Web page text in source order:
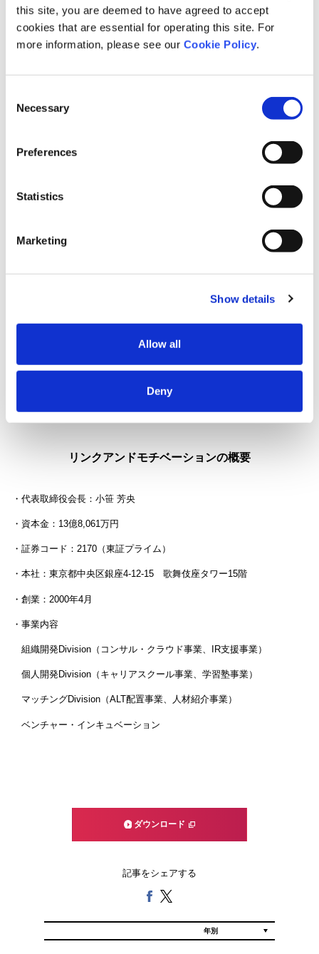
this site, you are deemed to have agreed to accept
cookies that are essential for operating this site. For
more information, please see our Cookie Policy.
Selection
Necessary
Preferences
Statistics
Marketing
Show details
Allow all
Deny
当社は、事業特性を踏まえ、これまでガバナンスや人的資本を中心と
した非財務情報の開示を進めてまいりました。一方で、気候変動が企
んでおります。また、CDP質問書への対応を通じて、TCFD提言を参照
しながら気候変動に関する情報整理および管理体制の構築を進めると
形で開示しております。
こうした継続的な取り組みを行った結果、CDP2025において「B」ス
いて上位から3番目に位置づけられる「マネジメントレベル」を示すも
今後は、TCFD提言に基づく開示内容のさらなる充実を図るとともに、
リンクアンドモチベーションの概要
・代表取締役会長：小笹 芳央
・資本金：13億8,061万円
・証券コード：2170（東証プライム）
・本社：東京都中央区銀座4-12-15 歌舞伎座タワー15階
・創業：2000年4月
・事業内容
組織開発Division（コンサル・クラウド事業、IR支援事業）
個人開発Division（キャリアスクール事業、学習塾事業）
マッチングDivision（ALT配置事業、人材紹介事業）
ベンチャー・インキュベーション
ダウンロード
記事をシェアする